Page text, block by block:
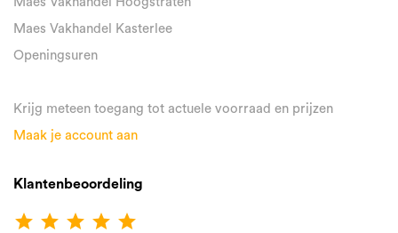
Maes Vakhandel Kasterlee
Openingsuren
Krijg meteen toegang tot actuele voorraad en prijzen
Maak je account aan
Klantenbeoordeling
star star star star star